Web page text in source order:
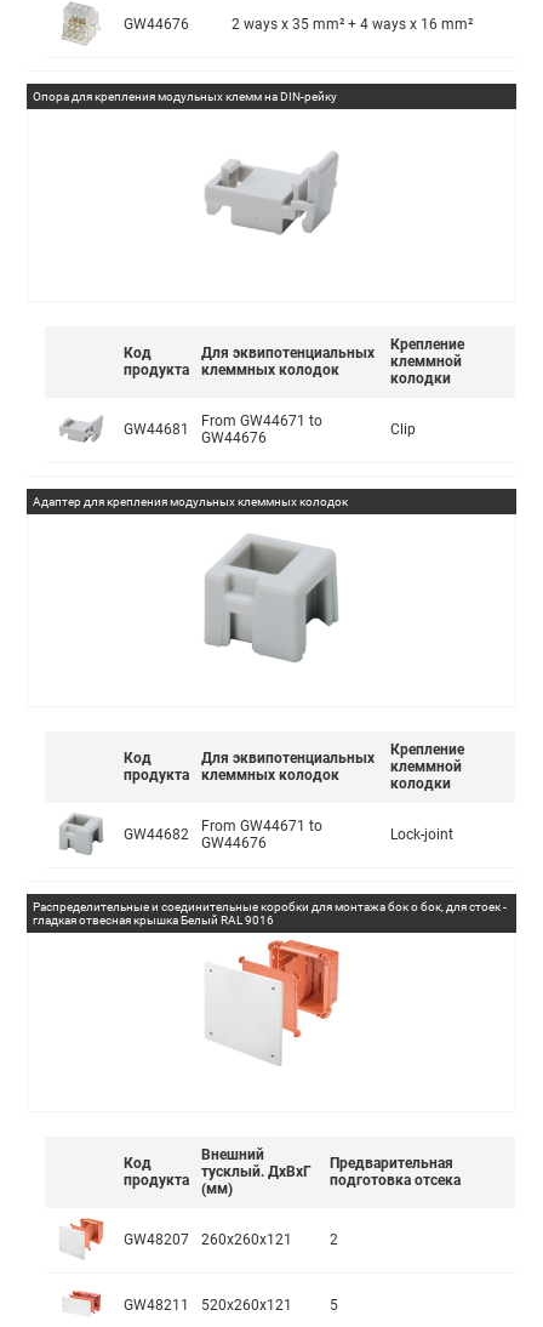
GW44676 2 ways x 35 mm² + 4 ways x 16 mm²
Опора для крепления модульных клемм на DIN-рейку
Код
продукта
Для эквипотенциальных
клеммных колодок
Крепление
клеммной
колодки
GW44681
From GW44671 to
GW44676
Clip
Адаптер для крепления модульных клеммных колодок
Код
продукта
Для эквипотенциальных
клеммных колодок
Крепление
клеммной
колодки
GW44682
From GW44671 to
GW44676
Lock-joint
Распределительные и соединительные коробки для монтажа бок о бок, для стоек -
гладкая отвесная крышка Белый RAL 9016
Код
продукта
Внешний
тусклый. ДxВxГ
(мм)
Предварительная
подготовка отсека
GW48207 260x260x121 2
GW48211 520x260x121 5